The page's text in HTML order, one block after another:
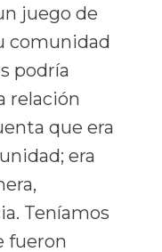
juego de
comunidad
podría
relación
que era
era
Teníamos
fueron